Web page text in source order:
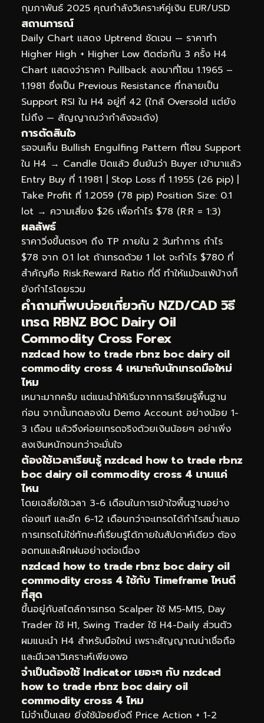
กุมภาพันธ์ 2025 คุณกำลังวิเคราะห์คู่เงิน EUR/USD
สถานการณ์
Daily Chart แสดง Uptrend ชัดเจน — ราคาทำ
Higher High + Higher Low ติดต่อกัน 3 ครั้ง H4
Chart แสดงว่าราคา Pullback ลงมาที่โซน 1.1965 –
1.1981 ซึ่งเป็น Previous Resistance ที่กลายเป็น
Support RSI ใน H4 อยู่ที่ 42 (ใกล้ Oversold แต่ยัง
ไม่ถึง — สัญญาณว่ากำลังจะเด้ง)
การตัดสินใจ
รอจนเห็น Bullish Engulfing Pattern ที่โซน Support
ใน H4 → Candle ปิดแล้ว ยืนยันว่า Buyer เข้ามาแล้ว
Entry Buy ที่ 1.1981 | Stop Loss ที่ 1.1955 (26 pip) |
Take Profit ที่ 1.2059 (78 pip) Position Size: 0.1
lot → ความเสี่ยง $26 เพื่อกำไร $78 (R:R = 1:3)
ผลลัพธ์
ราคาวิ่งขึ้นตรงๆ ถึง TP ภายใน 2 วันทำการ กำไร
$78 จาก 0.1 lot ถ้าเทรดด้วย 1 lot จะกำไร $780 ที่
สำคัญคือ Risk:Reward Ratio ที่ดี ทำให้แม้จะแพ้บ้างก็
ยังกำไรโดยรวม
คำถามที่พบบ่อยเกี่ยวกับ NZD/CAD วิธี
เทรด RBNZ BOC Dairy Oil
Commodity Cross Forex
nzdcad how to trade rbnz boc dairy oil
commodity cross 4 เหมาะกับนักเทรดมือใหม่
ไหม
เหมาะมากครับ แต่แนะนำให้เริ่มจากการเรียนรู้พื้นฐาน
ก่อน จากนั้นทดลองใน Demo Account อย่างน้อย 1-
3 เดือน แล้วจึงค่อยเทรดจริงด้วยเงินน้อยๆ อย่าเพิ่ง
ลงเงินหนักจนกว่าจะมั่นใจ
ต้องใช้เวลาเรียนรู้ nzdcad how to trade rbnz
boc dairy oil commodity cross 4 นานแค่
ไหน
โดยเฉลี่ยใช้เวลา 3-6 เดือนในการเข้าใจพื้นฐานอย่าง
ถ่องแท้ และอีก 6-12 เดือนกว่าจะเทรดได้กำไรสม่ำเสมอ
การเทรดไม่ใช่ทักษะที่เรียนรู้ได้ภายในสัปดาห์เดียว ต้อง
อดทนและฝึกฝนอย่างต่อเนื่อง
nzdcad how to trade rbnz boc dairy oil
commodity cross 4 ใช้กับ Timeframe ไหนดี
ที่สุด
ขึ้นอยู่กับสไตล์การเทรด Scalper ใช้ M5-M15, Day
Trader ใช้ H1, Swing Trader ใช้ H4-Daily ส่วนตัว
ผมแนะนำ H4 สำหรับมือใหม่ เพราะสัญญาณน่าเชื่อถือ
และมีเวลาวิเคราะห์เพียงพอ
จำเป็นต้องใช้ Indicator เยอะๆ กับ nzdcad
how to trade rbnz boc dairy oil
commodity cross 4 ไหม
ไม่จำเป็นเลย ยิ่งใช้น้อยยิ่งดี Price Action + 1-2